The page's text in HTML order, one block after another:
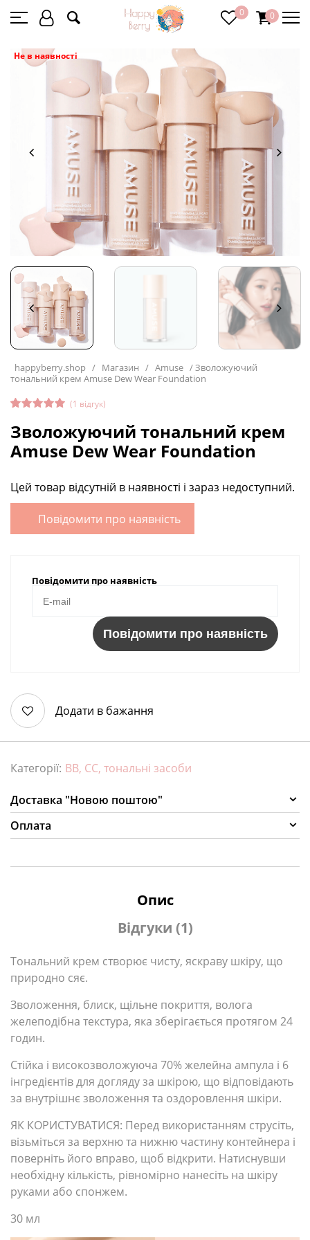
0 0
Не в наявності
happyberry.shop / Магазин / Amuse /Зволожуючий
тональний крем Amuse Dew Wear Foundation
5.00з 5
на основі
опитуван
(1 відгук)
Зволожуючий тональний крем
Amuse Dew Wear Foundation
Цей товар відсутній в наявності і зараз недоступний.
Повідомити про наявність
Повідомити про наявність
Повідомити про наявність
Додати в бажання
Категорії: ВВ, СС, тональні засоби
Доставка "Новою поштою"
Оплата
Опис
Відгуки (1)
Тональний крем створює чисту, яскраву шкіру, що
природно сяє.
Зволоження, блиск, щільне покриття, волога
желеподібна текстура, яка зберігається протягом 24
годин.
Стійка і високозволожуюча 70% желейна ампула і 6
інгредієнтів для догляду за шкірою, що відповідають
за внутрішнє зволоження та оздоровлення шкіри.
ЯК КОРИСТУВАТИСЯ: Перед використанням струсіть,
візьміться за верхню та нижню частину контейнера і
поверніть його вправо, щоб відкрити. Натиснувши
необхідну кількість, рівномірно нанесіть на шкіру
руками або спонжем.
30 мл